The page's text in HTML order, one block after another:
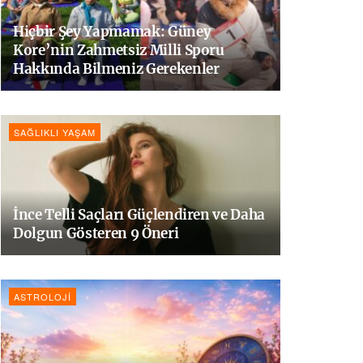
Hiçbir Şey Yapmamak: Güney
Kore’nin Zahmetsiz Milli Sporu
Hakkında Bilmeniz Gerekenler
SAĞLIKLI YAŞAM
İnce Telli Saçları Güçlendiren ve Daha
Dolgun Gösteren 9 Öneri
ASTROLOJI